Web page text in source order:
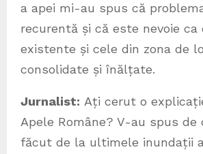
a apei mi-au spus că
recurentă și că este nevoie ca
existente și cele din zona de
consolidate și înălțate.
Jurnalist: Ați cerut o
Apele Române? V-au spus de
făcut de la ultimele inundații